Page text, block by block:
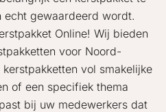
echt gewaardeerd wordt.
Online! Wij bieden
voor Noord-
vol smakelijke
of een specifiek thema
bij uw medewerkers dat